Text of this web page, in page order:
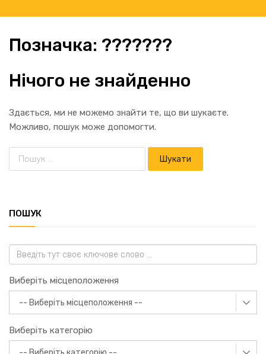
Позначка: ???????
Нічого не знайденно
Здається, ми не можемо знайти те, що ви шукаєте.
Можливо, пошук може допомогти.
ПОШУК
Виберіть місцеположення
Виберіть категорію